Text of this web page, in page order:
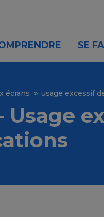
SE
écrans usage excessif
Usage